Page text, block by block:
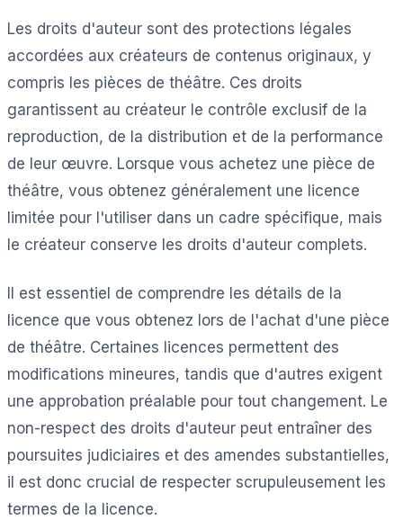
Les droits d'auteur sont des protections légales
accordées aux créateurs de contenus originaux, y
compris les pièces de théâtre. Ces droits
garantissent au créateur le contrôle exclusif de la
reproduction, de la distribution et de la performance
de leur œuvre. Lorsque vous achetez une pièce de
théâtre, vous obtenez généralement une licence
limitée pour l'utiliser dans un cadre spécifique, mais
le créateur conserve les droits d'auteur complets.
Il est essentiel de comprendre les détails de la
licence que vous obtenez lors de l'achat d'une pièce
de théâtre. Certaines licences permettent des
modifications mineures, tandis que d'autres exigent
une approbation préalable pour tout changement. Le
non-respect des droits d'auteur peut entraîner des
poursuites judiciaires et des amendes substantielles,
il est donc crucial de respecter scrupuleusement les
termes de la licence.